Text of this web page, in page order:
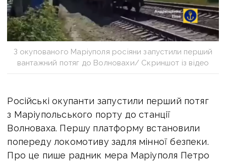
З окупованого Маріуполя росіяни запустили перший
вантажний потяг до Волновахи/ Скриншот із відео
Російські окупанти запустили перший потяг
з Маріупольського порту до станції
Волноваха. Першу платформу встановили
попереду локомотиву задля мінної безпеки.
Про це пише радник мера Маріуполя Петро